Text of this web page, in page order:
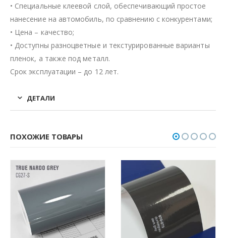
• Специальные клеевой слой, обеспечивающий простое
нанесение на автомобиль, по сравнению с конкурентами;
• Цена – качество;
• Доступны разноцветные и текстурированные варианты
пленок, а также под металл.
Срок эксплуатации – до 12 лет.
ДЕТАЛИ
ПОХОЖИЕ ТОВАРЫ